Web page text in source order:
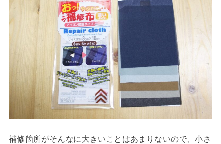
補修箇所がそんなに大きいことはあまりないので、小さ